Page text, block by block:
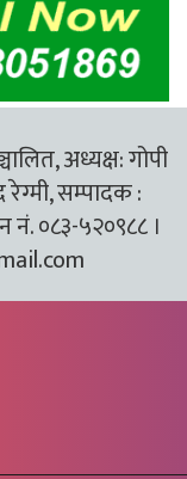
अध्यक्ष: गोपी
रेग्मी, सम्पादक :
नं. ०८३-५२०९८८ ।